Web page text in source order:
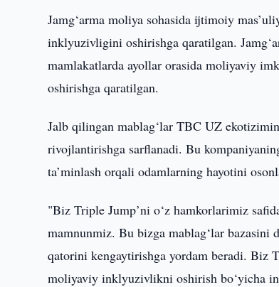
Jamg‘arma moliya sohasida ijtimoiy
inklyuzivligini oshirishga qaratilgan.
mamlakatlarda ayollar orasida moliyaviy
oshirishga qaratilgan.
Jalb qilingan mablag‘lar TBC UZ
rivojlantirishga sarflanadi. Bu
ta’minlash orqali odamlarning hayotini
"Biz Triple Jump’ni o‘z hamkorlarimiz
mamnunmiz. Bu bizga mablag‘lar
qatorini kengaytirishga yordam beradi. Biz
moliyaviy inklyuzivlikni oshirish bo‘yicha